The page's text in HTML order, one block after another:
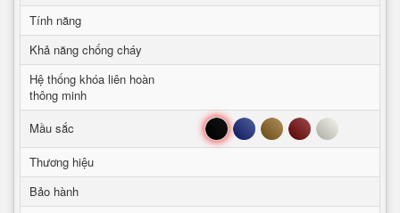
Tính năng
Khả năng chống cháy
Hệ thống khóa liên hoàn
thông minh
Mầu sắc
Đen Xanh Nâu Đỏ Trắng
Thương hiệu
Bảo hành